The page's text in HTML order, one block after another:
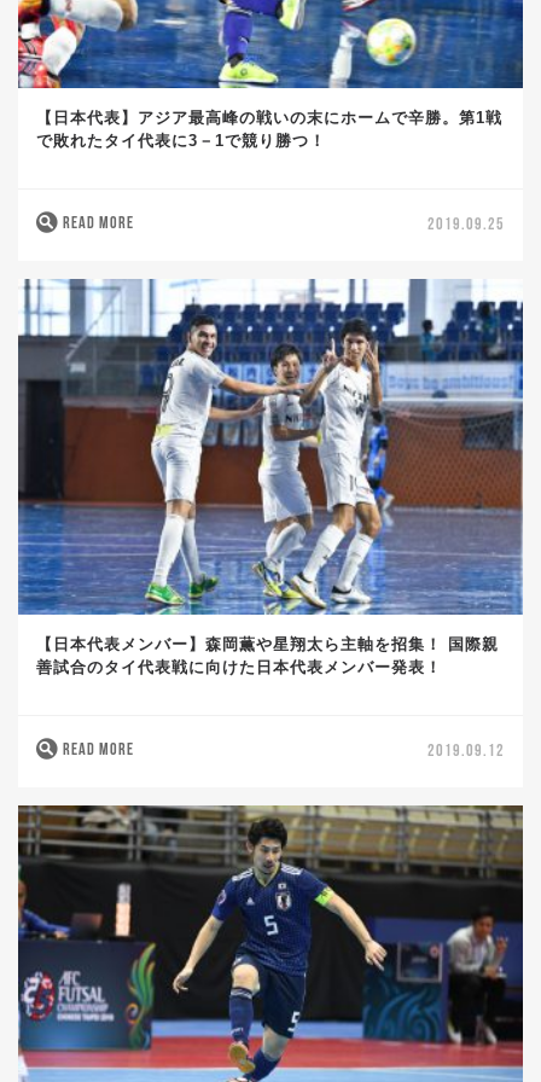
【日本代表】アジア最高峰の戦いの末にホームで辛勝。第1戦
で敗れたタイ代表に3－1で競り勝つ！
READ MORE 2019.09.25
【日本代表メンバー】森岡薫や星翔太ら主軸を招集！ 国際親
善試合のタイ代表戦に向けた日本代表メンバー発表！
READ MORE 2019.09.12